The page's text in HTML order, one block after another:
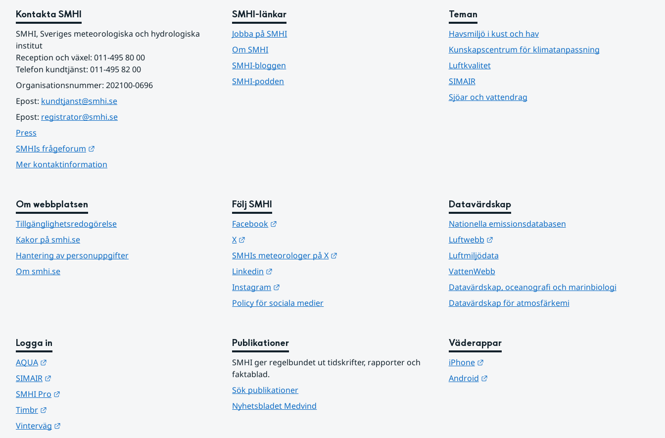
Kontakta SMHI
SMHI, Sveriges meteorologiska och hydrologiska
institut
Reception och växel: 011-495 80 00
Telefon kundtjänst: 011-495 82 00
Organisationsnummer: 202100-0696
Epost: kundtjanst@smhi.se
Epost: registrator@smhi.se
Press
SMHIs frågeforum
Mer kontaktinformation
SMHI-länkar
Jobba på SMHI
Om SMHI
SMHI-bloggen
SMHI-podden
Teman
Havsmiljö i kust och hav
Kunskapscentrum för klimatanpassning
Luftkvalitet
SIMAIR
Sjöar och vattendrag
Om webbplatsen
Tillgänglighetsredogörelse
Kakor på smhi.se
Hantering av personuppgifter
Om smhi.se
Följ SMHI
Facebook
X
SMHIs meteorologer på X
Linkedin
Instagram
Policy för sociala medier
Datavärdskap
Nationella emissionsdatabasen
Luftwebb
Länk till annan webbplats.
Luftmiljödata
VattenWebb
Datavärdskap, oceanografi och marinbiologi
Datavärdskap för atmosfärkemi
Logga in
AQUA
SIMAIR
SMHI Pro
Timbr
Vinterväg
Publikationer
SMHI ger regelbundet ut tidskrifter, rapporter och
faktablad.
Sök publikationer
Nyhetsbladet Medvind
Väderappar
iPhone
Länk till annan webbplats.
Android
Länk till annan webbplats.